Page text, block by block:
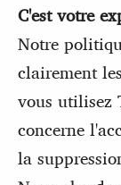
C'est votre
Notre
clairement
vous utilisez
concerne
la